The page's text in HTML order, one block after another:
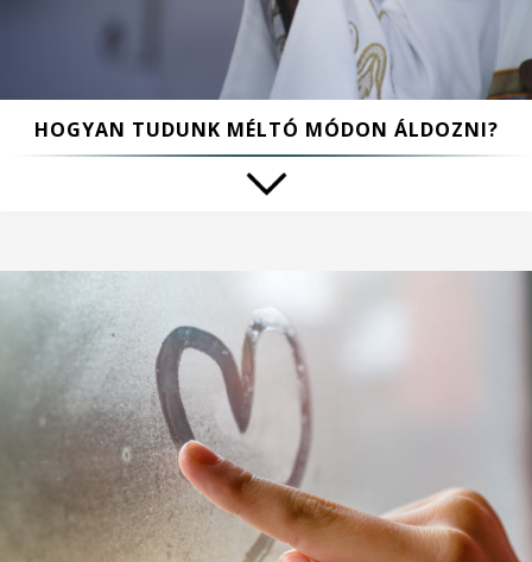
HOGYAN TUDUNK MÉLTÓ MÓDON ÁLDOZNI?